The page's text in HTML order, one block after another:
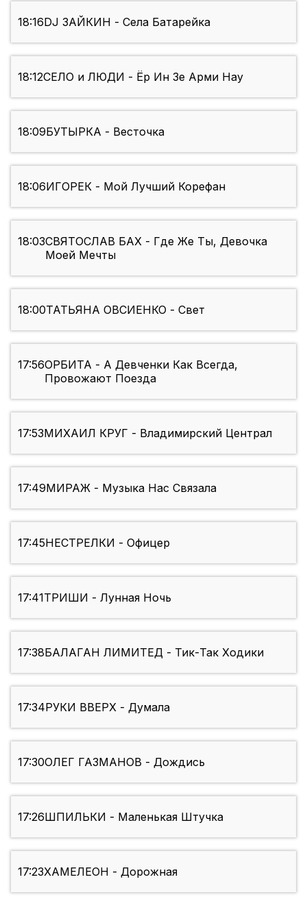
18:16DJ ЗАЙКИН - Села Батарейка
18:12СЕЛО и ЛЮДИ - Ёр Ин Зе Арми Нау
18:09БУТЫРКА - Весточка
18:06ИГОРЕК - Мой Лучший Корефан
18:03СВЯТОСЛАВ БАХ - Где Же Ты, Девочка
Моей Мечты
18:00ТАТЬЯНА ОВСИЕНКО - Свет
17:56ОРБИТА - А Девченки Как Всегда,
Провожают Поезда
17:53МИХАИЛ КРУГ - Владимирский Централ
17:49МИРАЖ - Музыка Нас Связала
17:45НЕСТРЕЛКИ - Офицер
17:41ТРИШИ - Лунная Ночь
17:38БАЛАГАН ЛИМИТЕД - Тик-Так Ходики
17:34РУКИ ВВЕРХ - Думала
17:30ОЛЕГ ГАЗМАНОВ - Дождись
17:26ШПИЛЬКИ - Маленькая Штучка
17:23ХАМЕЛЕОН - Дорожная